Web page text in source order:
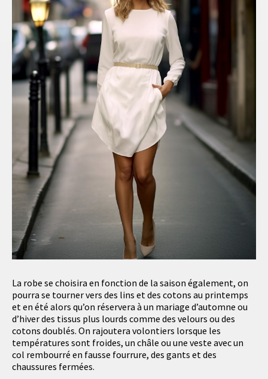
La robe se choisira en fonction de la saison également, on
pourra se tourner vers des lins et des cotons au printemps
et en été alors qu’on réservera à un mariage d’automne ou
d’hiver des tissus plus lourds comme des velours ou des
cotons doublés. On rajoutera volontiers lorsque les
températures sont froides, un châle ou une veste avec un
col rembourré en fausse fourrure, des gants et des
chaussures fermées.